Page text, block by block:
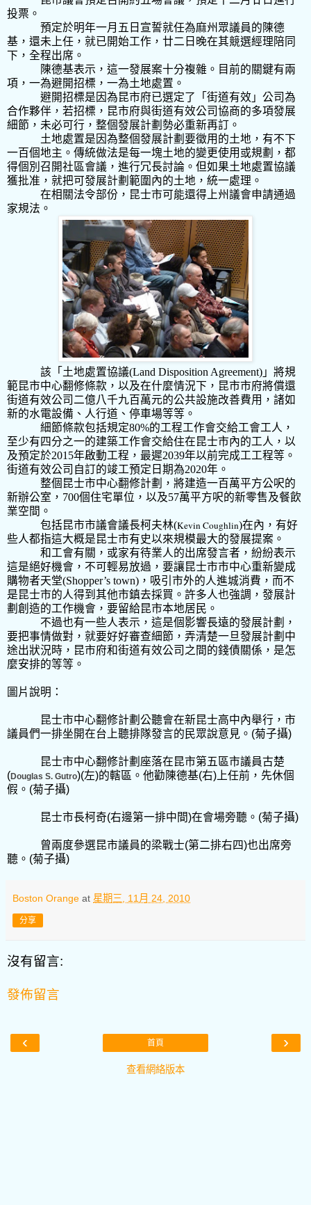
投票。
預定於明年一月五日宣誓就任為麻州眾議員的陳德
基，還未上任，就已開始工作，廿二日晚在其競選經理陪同
下，全程出席。
陳德基表示，這一發展案十分複雜。目前的關鍵有兩
項，一為避開招標，一為土地處置。
避開招標是因為昆市府已選定了「街道有效」公司為
合作夥伴，若招標，昆市府與街道有效公司協商的多項發展
細節，未必可行，整個發展計劃勢必重新再訂。
土地處置是因為整個發展計劃要徵用的土地，有不下
一百個地主。傳統做法是每一塊土地的變更使用或規劃，都
得個別召開社區會議，進行冗長討論。但如果土地處置協議
獲批准，就把可發展計劃範圍內的土地，統一處理。
在相關法令部份，昆士市可能還得上州議會申請通過
家規法。
該「土地處置協議(Land Disposition Agreement) 」將規
範昆市中心翻修條款，以及在什麼情況下，昆市市府將償還
街道有效公司二億八千九百萬元的公共設施改善費用，諸如
新的水電設備、人行道、停車場等等。
細節條款包括規定80%的工程工作會交給工會工人，
至少有四分之一的建築工作會交給住在昆士市內的工人，以
及預定於2015年啟動工程，最遲2039年以前完成工工程等。
街道有效公司自訂的竣工預定日期為2020年。
整個昆士市中心翻修計劃，將建造一百萬平方公呎的
新辦公室， 700個住宅單位，以及57萬平方呎的新零售及餐飲
業空間。
包括昆市市議會議長柯夫林(Kevin Coughlin)在內，有好
些人都指這大概是昆士市有史以來規模最大的發展提案。
和工會有關，或家有待業人的出席發言者，紛紛表示
這是絕好機會，不可輕易放過，要讓昆士市市中心重新變成
購物者天堂(Shopper’s town) ，吸引市外的人進城消費，而不
是昆士市的人得到其他市鎮去採買。許多人也強調，發展計
劃創造的工作機會，要留給昆市本地居民。
不過也有一些人表示，這是個影響長遠的發展計劃，
要把事情做對，就要好好審查細節，弄清楚一旦發展計劃中
途出狀況時，昆市府和街道有效公司之間的錢債關係，是怎
麼安排的等等。
圖片說明：
昆士市中心翻修計劃公聽會在新昆士高中內舉行，市
議員們一排坐開在台上聽排隊發言的民眾說意見。 (菊子攝)
昆士市中心翻修計劃座落在昆市第五區市議員古楚
(Douglas S. Gutro)(左)的轄區。他勸陳德基(右) 上任前，先休個
假。 (菊子攝)
昆士市長柯奇(右邊第一排中間)在會場旁聽。 (菊子攝)
曾兩度參選昆市議員的梁戰士(第二排右四)也出席旁
聽。 (菊子攝)
Boston Orange at 星期三, 11月 24, 2010
分享
沒有留言:
發佈留言
‹ ›
首頁
查看網絡版本